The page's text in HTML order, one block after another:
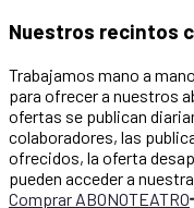
Nuestros recintos
Trabajamos mano a
para ofrecer a nuestros
ofertas se publican
colaboradores, las
ofrecidos, la oferta
pueden acceder a
Comprar ABONOTEATRO